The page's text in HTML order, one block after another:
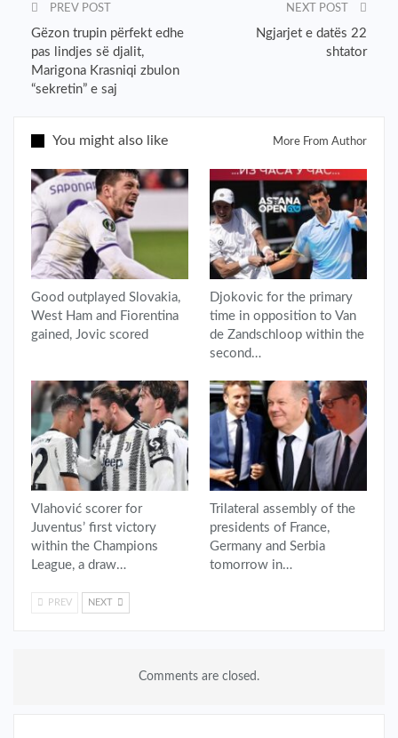
PREV POST
Gëzon trupin përfekt edhe
pas lindjes së djalit,
Marigona Krasniqi zbulon
“sekretin” e saj
NEXT POST
Ngjarjet e datës 22
shtator
You might also like More From Author
Good outplayed Slovakia,
West Ham and Fiorentina
gained, Jovic scored
Djokovic for the primary
time in opposition to Van
de Zandschloop within the
second…
Vlahović scorer for
Juventus’ first victory
within the Champions
League, a draw…
Trilateral assembly of the
presidents of France,
Germany and Serbia
tomorrow in…
PREV NEXT
Comments are closed.